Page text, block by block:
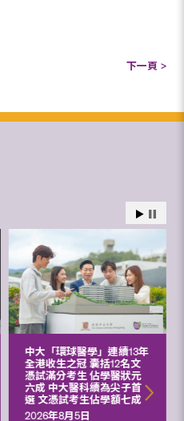
下一頁 >
中大「環球醫學」連續13年
全港收生之冠 囊括12名文
憑試滿分考生 佔學醫狀元
六成 中大醫科續為尖子首
選 文憑試考生佔學額七成
2026年8月5日